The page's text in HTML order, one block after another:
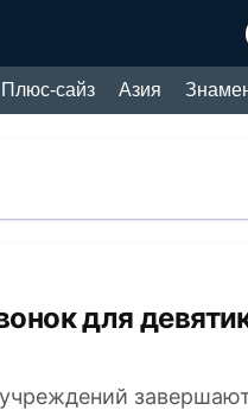
Плюс-сайз Азия